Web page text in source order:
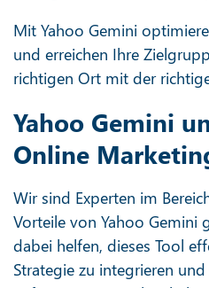
Mit Yahoo Gemini
und erreichen Ihre
richtigen Ort mit der
Yahoo Gemini
Online
Wir sind Experten im
Vorteile von Yahoo Gemini
dabei helfen, dieses Tool
Strategie zu integrieren